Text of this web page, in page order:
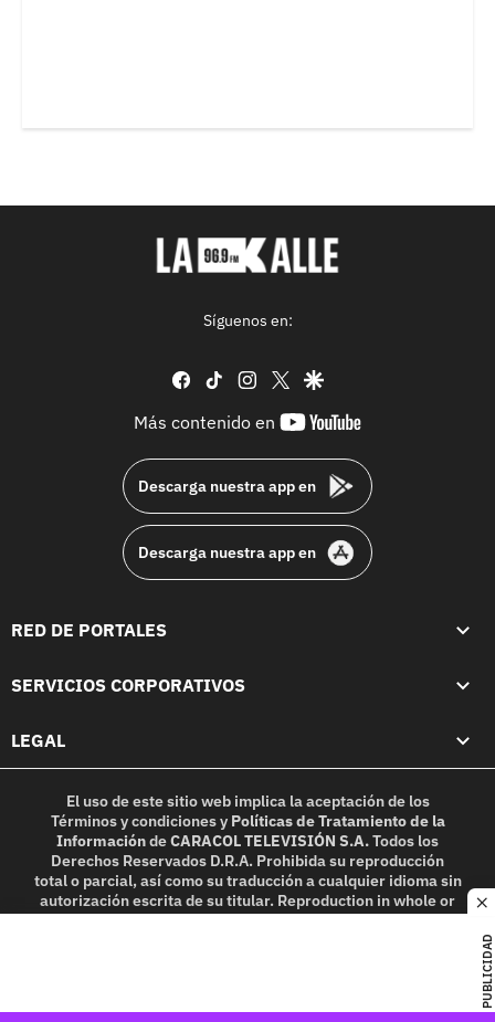
PUBLICIDAD
Síguenos en:
facebook
tiktok instagram
twittergoogle
Más contenido en
youtube-
Descarga nuestra app en
Descarga nuestra app en
RED DE PORTALES
SERVICIOS CORPORATIVOS
LEGAL
El uso de este sitio web implica la aceptación de los
Términos y condicionesy Políticas de Tratamiento de la
InformacióndeCARACOL TELEVISIÓN S.A.Todos los
Derechos Reservados D.R.A. Prohibida su reproducción
total o parcial, así como su traducción a cualquier idioma sin
autorización escrita de su titular. Reproduction in whole or
in part, or translation without written permission is